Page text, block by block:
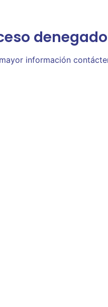
información